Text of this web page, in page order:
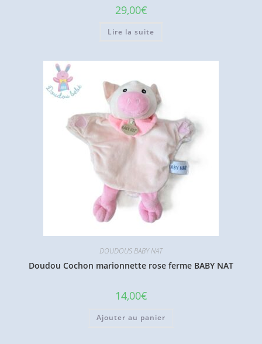
29,00€
Lire la suite
DOUDOUS BABY NAT
Doudou Cochon marionnette rose ferme BABY NAT
14,00€
Ajouter au panier